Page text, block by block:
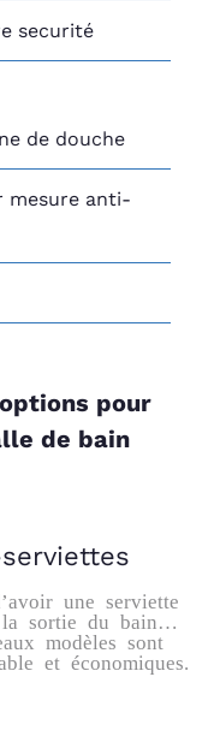
securité
de douche
mesure anti-
pour
de bain
une serviette
sortie du bain…
modèles sont
et économiques.